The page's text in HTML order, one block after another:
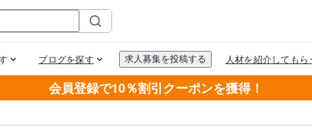
会員登録で10％割引クーポンを獲得！